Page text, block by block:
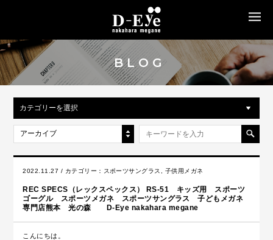
BLOG
カテゴリーを選択
アーカイブ
2022.11.27 / カテゴリー： スポーツサングラス 子供用メガネ
REC SPECS（レックスペックス） RS-51 キッズ用 スポーツ
ゴーグル スポーツメガネ スポーツサングラス 子どもメガネ
専門店熊本 光の森 D-Eye nakahara megane
こんにちは。